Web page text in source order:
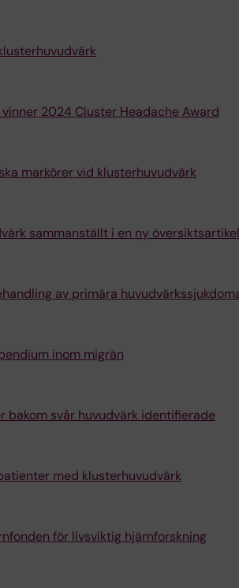
2024 Cluster Headache Award
markörer vid klusterhuvudvärk
sammanställt i en ny översiktsartikel
av primära
inom migrän
bakom svår huvudvärk identifierade
med klusterhuvudvärk
för livsviktig hjärnforskning